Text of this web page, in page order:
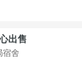
出售
宿舍